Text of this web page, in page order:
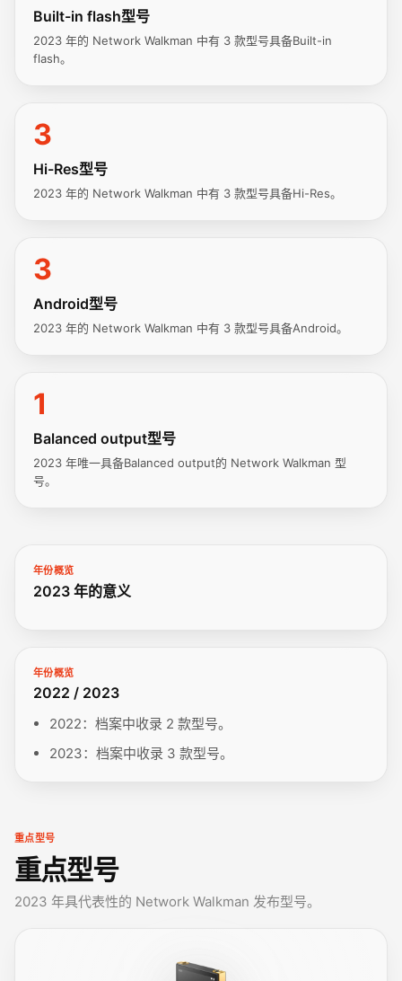
Built-in flash型号
2023 年的 Network Walkman 中有 3 款型号具备Built-in
flash。
3
Hi-Res型号
2023 年的 Network Walkman 中有 3 款型号具备Hi-Res。
3
Android型号
2023 年的 Network Walkman 中有 3 款型号具备Android。
1
Balanced output型号
2023 年唯一具备Balanced output的 Network Walkman 型
号。
年份概览
2023 年的意义
年份概览
2022 / 2023
2022：档案中收录 2 款型号。
2023：档案中收录 3 款型号。
重点型号
重点型号
2023 年具代表性的 Network Walkman 发布型号。